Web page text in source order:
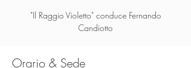
"Il Raggio Violetto" conduce Fernando
Candiotto
Orario & Sede